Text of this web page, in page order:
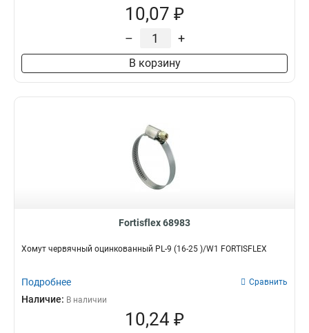
10,07 ₽
– +
В корзину
Fortisflex 68983
Хомут червячный оцинкованный PL-9 (16-25 )/W1 FORTISFLEX
Подробнее Сравнить
Наличие: В наличии
10,24 ₽